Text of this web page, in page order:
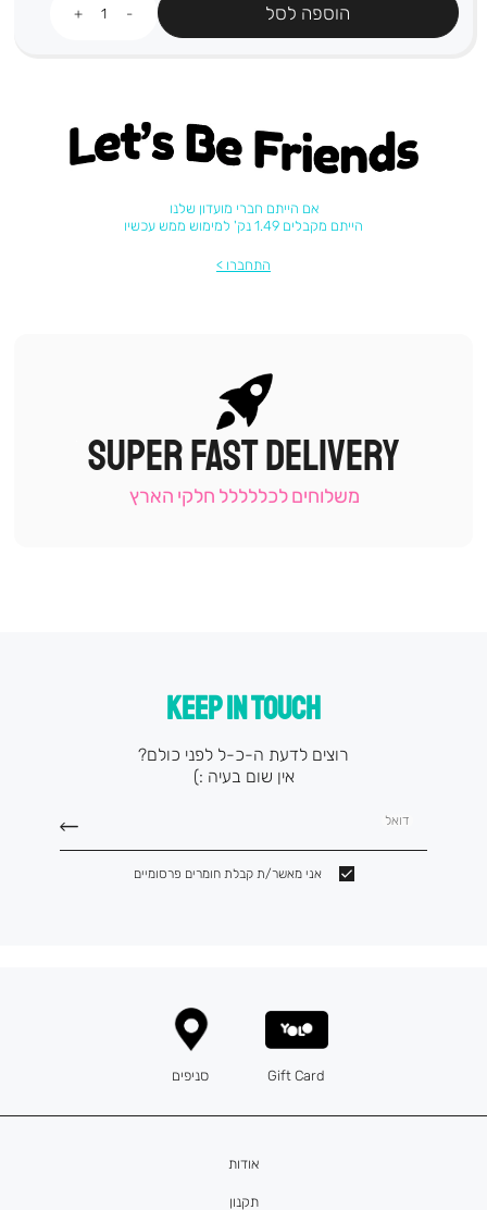
הוספה לסל
Let's be friends
אם הייתם חברי מועדון שלנו
הייתם מקבלים 1.49 נק' למימוש ממש עכשיו
התחברו
|
תומכי
-
SUPER FAST DELIVERY
משלוחים לכללללל חלקי הארץ
KEEP IN TOUCH
רוצים לדעת ה-כ-ל לפני כולם?
אין שום בעיה :)
דואל
אני מאשר/ת קבלת חומרים פרסומיים
אודות
תקנון
Gift Card סניפים